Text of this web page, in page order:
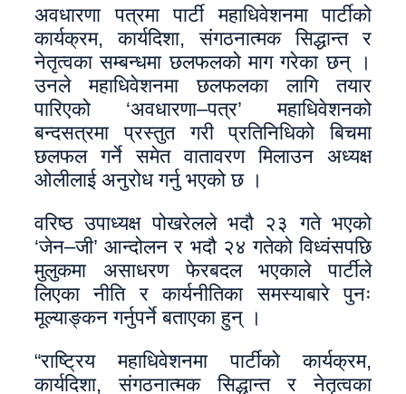
अवधारणा पत्रमा पार्टी महाधिवेशनमा पार्टीको
कार्यक्रम, कार्यदिशा, संगठनात्मक सिद्धान्त र
नेतृत्वका सम्बन्धमा छलफलको माग गरेका छन् ।
उनले महाधिवेशनमा छलफलका लागि तयार
पारिएको ‘अवधारणा–पत्र’ महाधिवेशनको
बन्दसत्रमा प्रस्तुत गरी प्रतिनिधिको बिचमा
छलफल गर्ने समेत वातावरण मिलाउन अध्यक्ष
ओलीलाई अनुरोध गर्नु भएको छ ।
वरिष्ठ उपाध्यक्ष पोखरेलले भदौ २३ गते भएको
‘जेन–जी’ आन्दोलन र भदौ २४ गतेको विध्वंसपछि
मुलुकमा असाधरण फेरबदल भएकाले पार्टीले
लिएका नीति र कार्यनीतिका समस्याबारे पुनः
मूल्याङ्कन गर्नुपर्ने बताएका हुन् ।
“राष्ट्रिय महाधिवेशनमा पार्टीको कार्यक्रम,
कार्यदिशा, संगठनात्मक सिद्धान्त र नेतृत्वका